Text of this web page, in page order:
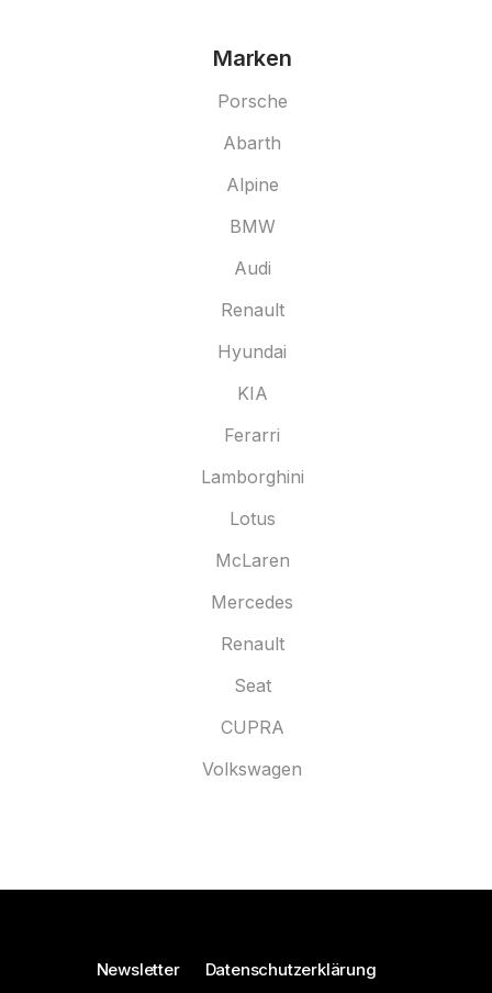
Marken
Porsche
Abarth
Alpine
BMW
Audi
Renault
Hyundai
KIA
Ferarri
Lamborghini
Lotus
McLaren
Mercedes
Renault
Seat
CUPRA
Volkswagen
Newsletter Datenschutzerklärung